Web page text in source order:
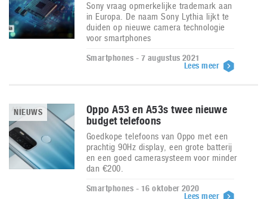
Sony vraag opmerkelijke trademark aan
in Europa. De naam Sony Lythia lijkt te
duiden op nieuwe camera technologie
voor smartphones
Smartphones - 7 augustus 2021
Lees meer
NIEUWS
Oppo A53 en A53s twee nieuwe
budget telefoons
Goedkope telefoons van Oppo met een
prachtig 90Hz display, een grote batterij
en een goed camerasysteem voor minder
dan €200.
Smartphones - 16 oktober 2020
Lees meer